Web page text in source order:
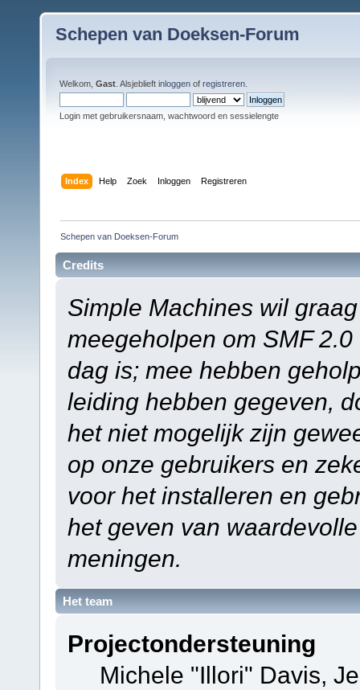
Schepen van Doeksen-Forum
Welkom, Gast . Alsjeblieft inloggen of registreren
Login met gebruikersnaam, wachtwoord en sessielengte
Index Help Zoek Inloggen Registreren
Schepen van Doeksen-Forum
Credits
Simple Machines wil
meegeholpen om SMF
dag is; mee hebben
leiding hebben gegeven,
het niet mogelijk zijn
op onze gebruikers en
voor het installeren en
het geven van
meningen.
Het team
Projectondersteuning
Michele "Illori" Davis,